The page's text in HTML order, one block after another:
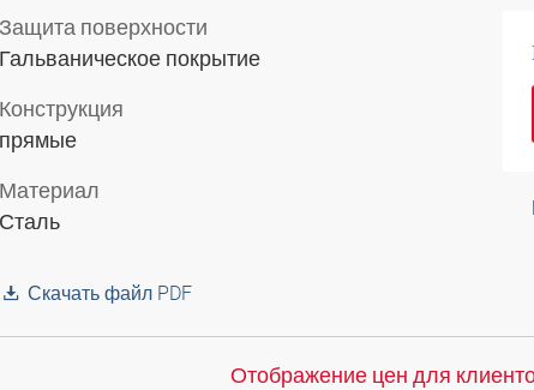
Защита поверхности
Гальваническое покрытие
Конструкция
прямые
Материал
Сталь
Скачать файл PDF
Отображение цен для